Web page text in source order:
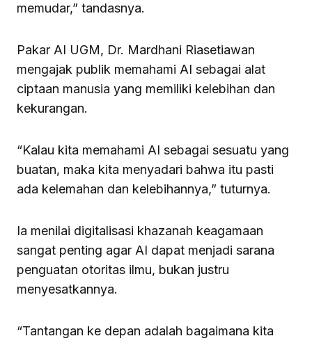
memudar,” tandasnya.
Pakar AI UGM, Dr. Mardhani Riasetiawan
mengajak publik memahami AI sebagai alat
ciptaan manusia yang memiliki kelebihan dan
kekurangan.
“Kalau kita memahami AI sebagai sesuatu yang
buatan, maka kita menyadari bahwa itu pasti
ada kelemahan dan kelebihannya,” tuturnya.
Ia menilai digitalisasi khazanah keagamaan
sangat penting agar AI dapat menjadi sarana
penguatan otoritas ilmu, bukan justru
menyesatkannya.
“Tantangan ke depan adalah bagaimana kita